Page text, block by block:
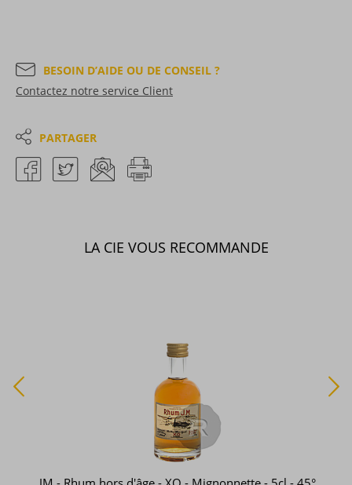
BESOIN D’AIDE OU DE CONSEIL ?
Contactez notre service Client
PARTAGER
LA CIE VOUS RECOMMANDE